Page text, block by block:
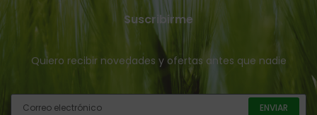
Suscribirme
Quiero recibir novedades y ofertas antes que nadie
ENVIAR